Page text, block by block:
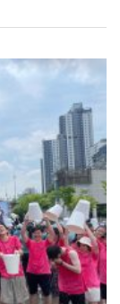
가국들은 글로벌
현재, 유라시아…